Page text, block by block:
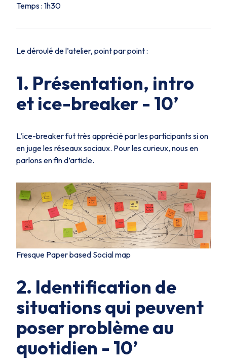
Temps : 1h30
Le déroulé de l’atelier, point par point :
1. Présentation, intro
et ice-breaker - 10’
L’ice-breaker fut très apprécié par les participants si on
en juge les réseaux sociaux. Pour les curieux, nous en
parlons en fin d’article.
Fresque Paper based Social map
2. Identification de
situations qui peuvent
poser problème au
quotidien - 10’